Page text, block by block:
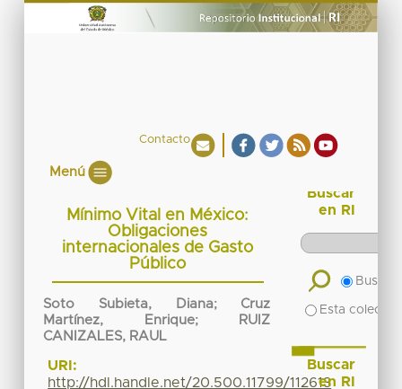
Contacto
Menú
Mínimo Vital en México:
Obligaciones
internacionales de Gasto
Público
Soto Subieta, Diana; Cruz
Martínez, Enrique;
RUIZ
CANIZALES, RAUL
URI:
http://hdl.handle.net/20.500.11799/112613
Buscar
en RI
Buscar
Esta
Buscar
en RI